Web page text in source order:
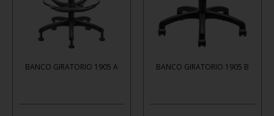
BANCO GIRATORIO 1905 A BANCO GIRATORIO 1905 B